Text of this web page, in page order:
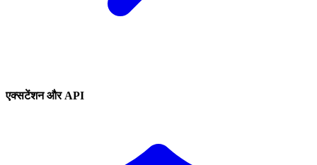
एक्सटेंशन और API